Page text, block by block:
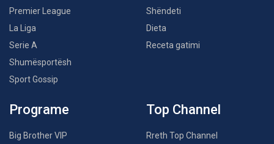
Premier League
La Liga
Serie A
Shumësportësh
Sport Gossip
Shëndeti
Dieta
Receta gatimi
Programe
Big Brother VIP
Top Channel
Rreth Top Channel